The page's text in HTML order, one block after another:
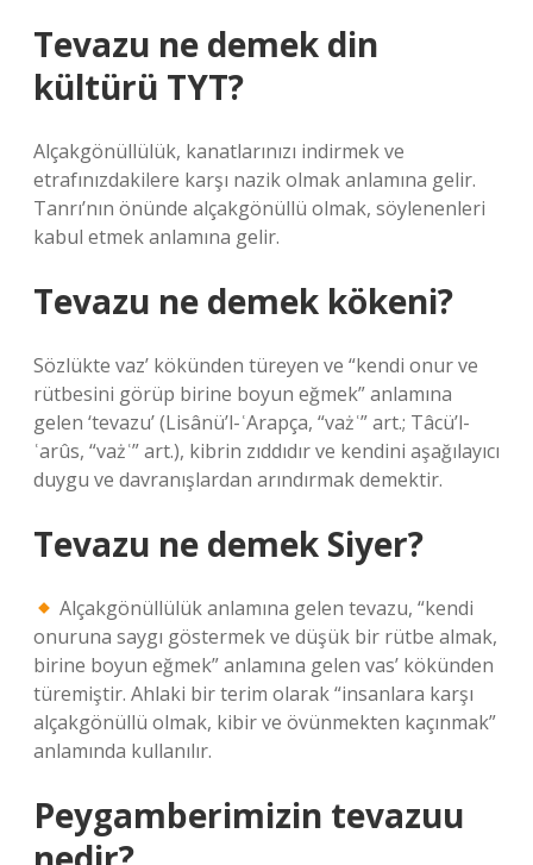
Tevazu ne demek din
kültürü TYT?
Alçakgönüllülük, kanatlarınızı indirmek ve
etrafınızdakilere karşı nazik olmak anlamına gelir.
Tanrı’nın önünde alçakgönüllü olmak, söylenenleri
kabul etmek anlamına gelir.
Tevazu ne demek kökeni?
Sözlükte vaz’ kökünden türeyen ve “kendi onur ve
rütbesini görüp birine boyun eğmek” anlamına
gelen ‘tevazu’ (Lisânü’l-ʿArapça, “vażʿ” art.; Tâcü’l-
ʿarûs, “vażʿ” art.), kibrin zıddıdır ve kendini aşağılayıcı
duygu ve davranışlardan arındırmak demektir.
Tevazu ne demek Siyer?
Alçakgönüllülük anlamına gelen tevazu, “kendi
onuruna saygı göstermek ve düşük bir rütbe almak,
birine boyun eğmek” anlamına gelen vas’ kökünden
türemiştir. Ahlaki bir terim olarak “insanlara karşı
alçakgönüllü olmak, kibir ve övünmekten kaçınmak”
anlamında kullanılır.
Peygamberimizin tevazuu